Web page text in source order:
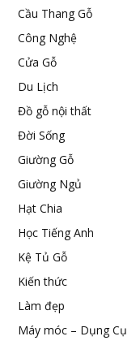
Cầu Thang Gỗ
Công Nghệ
Cửa Gỗ
Du Lịch
Đồ gỗ nội thất
Đời Sống
Giường Gỗ
Giường Ngủ
Hạt Chia
Học Tiếng Anh
Kệ Tủ Gỗ
Kiến thức
Làm đẹp
Máy móc – Dụng Cụ